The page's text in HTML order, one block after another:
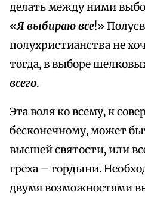
делать между ними
«Я выбираю все!»
полухристианства не
тогда, в выборе
всего.
Эта воля ко всему, к
бесконечному, может
высшей святости, или
греха – гордыни.
двумя возможностями